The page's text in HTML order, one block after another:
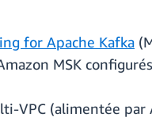
for Apache Kafka
MSK
VPC (alimentée